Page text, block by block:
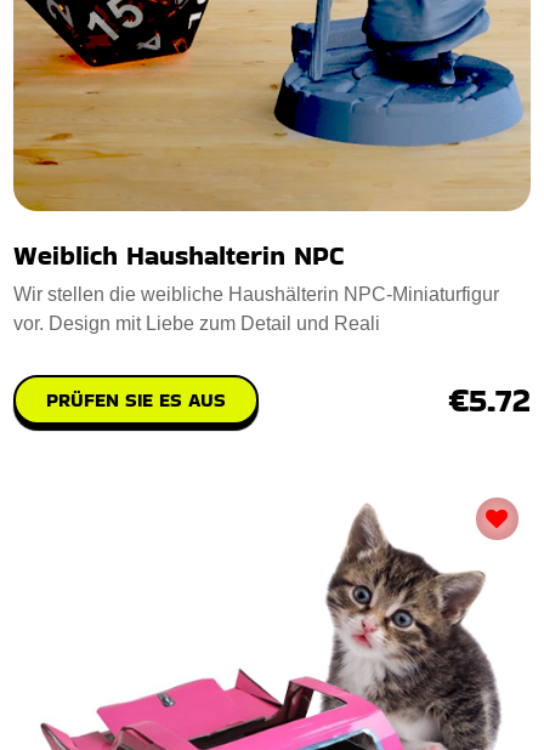
Weiblich Haushalterin NPC
Wir stellen die weibliche Haushälterin NPC-Miniaturfigur
vor. Design mit Liebe zum Detail und Reali
PRÜFEN SIE ES AUS €5.72